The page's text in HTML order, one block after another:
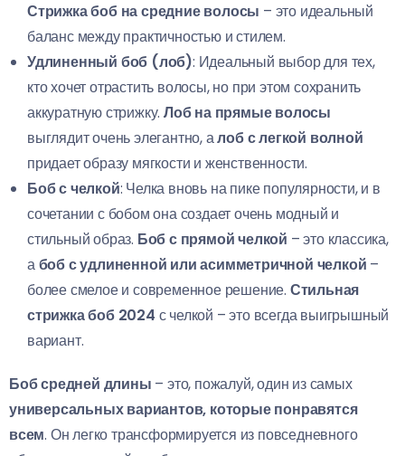
Стрижка боб на средние волосы – это идеальный
баланс между практичностью и стилем.
Удлиненный боб (лоб): Идеальный выбор для тех,
кто хочет отрастить волосы, но при этом сохранить
аккуратную стрижку. Лоб на прямые волосы
выглядит очень элегантно, алоб с легкой волной
придает образу мягкости и женственности.
Боб с челкой: Челка вновь на пике популярности, и в
сочетании с бобом она создает очень модный и
стильный образ. Боб с прямой челкой – это классика,
абоб с удлиненной или асимметричной челкой –
более смелое и современное решение. Стильная
стрижка боб 2024 с челкой – это всегда выигрышный
вариант.
Боб средней длины – это, пожалуй, один из самых
универсальных вариантов, которые понравятся
всем. Он легко трансформируется из повседневного